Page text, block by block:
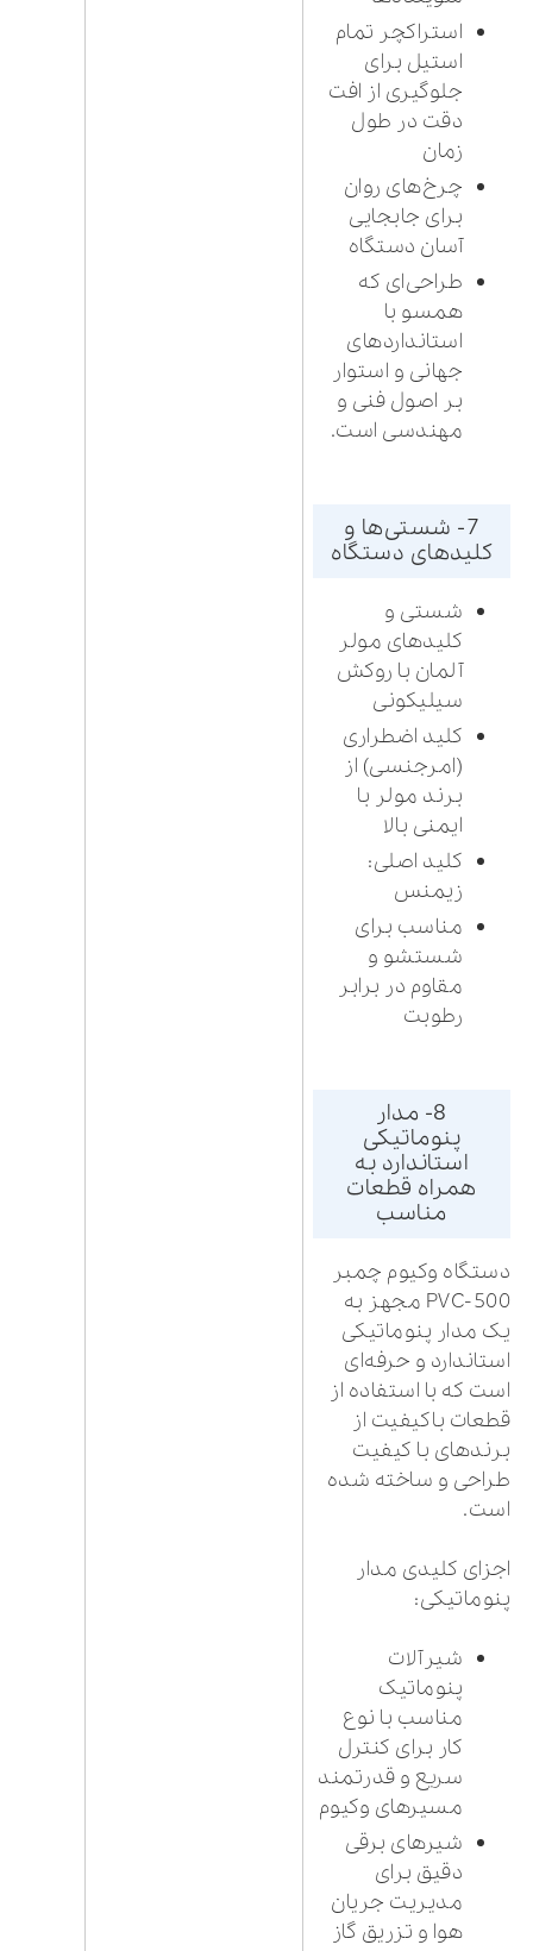
استراکچر تمام
استیل برای
جلوگیری از افت
دقت در طول
زمان
چرخ‌های روان
برای جابجایی
آسان دستگاه
طراحی‌ای که
همسو با
استانداردهای
جهانی و استوار
بر اصول فنی و
مهندسی است.
7- شستی‌ها و
کلیدهای دستگاه
شستی و
کلیدهای مولر
آلمان با روکش
سیلیکونی
کلید اضطراری
(امرجنسی) از
برند مولر با
ایمنی بالا
کلید اصلی:
زیمنس
مناسب برای
شستشو و
مقاوم در برابر
رطوبت
8- مدار
پنوماتیکی
استاندارد به
همراه قطعات
مناسب
دستگاه وکیوم چمبر
PVC-500 مجهز به
یک مدار پنوماتیکی
استاندارد و حرفه‌ای
است که با استفاده از
قطعات باکیفیت از
برندهای با کیفیت
طراحی و ساخته شده
است.
اجزای کلیدی مدار
پنوماتیکی:
شیرآلات
پنوماتیک
مناسب با نوع
کار برای کنترل
سریع و قدرتمند
مسیرهای وکیوم
شیرهای برقی
دقیق برای
مدیریت جریان
هوا و تزریق گاز